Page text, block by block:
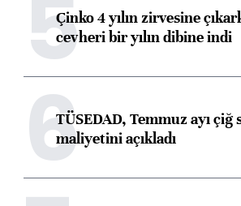
5Çinko 4 yılın zirvesine
cevheri bir yılın dibine indi
6TÜSEDAD, Temmuz ayı
maliyetini açıkladı